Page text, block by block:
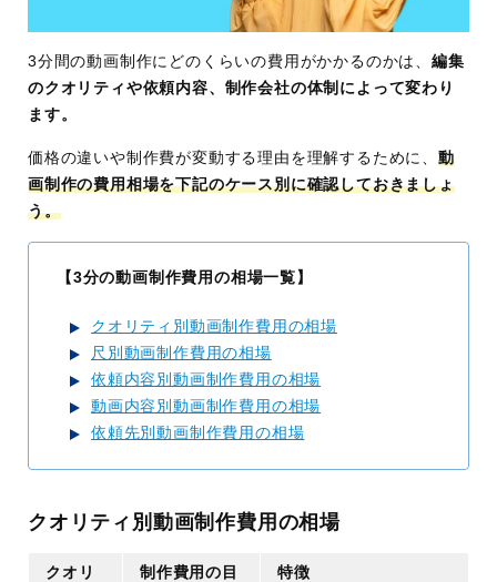
3分間の動画制作にどのくらいの費用がかかるのかは、 編集
のクオリティや依頼内容、制作会社の体制によって変わり
ます。
価格の違いや制作費が変動する理由を理解するために、動
画制作の費用相場を下記のケース別に確認しておきましょ
う。
【3分の動画制作費用の相場一覧】
クオリティ別動画制作費用の相場
尺別動画制作費用の相場
依頼内容別動画制作費用の相場
動画内容別動画制作費用の相場
依頼先別動画制作費用の相場
クオリティ別動画制作費用の相場
クオリ
制作費用の目
特徴